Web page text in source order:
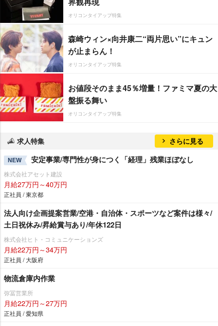
オリコンタイアップ特集
森崎ウィン×向井康二“両片思い”にキュン
が止まらん！
オリコンタイアップ特集
お値段そのまま45％増量！ファミマ夏の大
盤振る舞い
オリコンタイアップ特集
求人特集 さらに見る
NEW 安定事業/専門性が身につく「経理」残業ほぼなし
株式会社アセット建設
月給27万円～40万円
正社員 / 東京都
法人向け企画提案営業/空港・自治体・スポーツなど案件は様々/
土日祝休み/昇給賞与あり/年休122日
株式会社ヒト・コミュニケーションズ
月給22万円～34万円
正社員 / 大阪府
物流倉庫内作業
弥冨営業所
月給22万円～27万円
正社員 / 愛知県